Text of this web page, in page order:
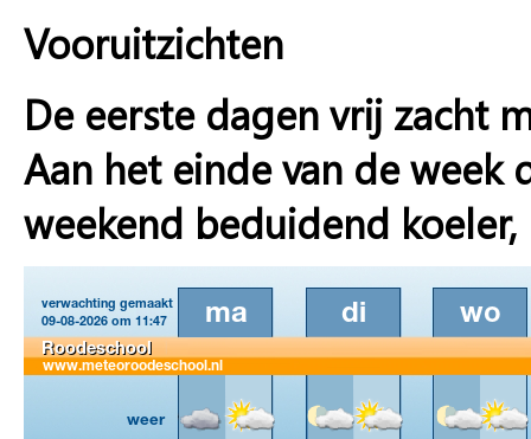
Vooruitzichten
De eerste dagen vrij zacht
Aan het einde van de
weekend beduidend